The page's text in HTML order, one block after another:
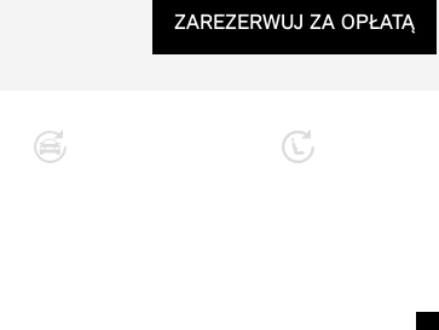
ZAREZERWUJ ZA OPŁATĄ